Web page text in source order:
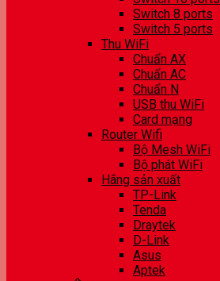
Switch 8 ports
Switch 5 ports
Thu WiFi
Chuẩn AX
Chuẩn AC
Chuẩn N
USB thu WiFi
Card mạng
Router Wifi
Bộ Mesh WiFi
Bộ phát WiFi
Hãng sản xuất
TP-Link
Tenda
Draytek
D-Link
Asus
Aptek